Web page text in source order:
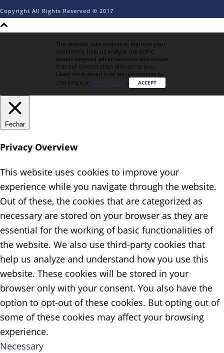
Copyright All Rights Reserved © 2017
This website uses cookies to improve your
experience, help us analyze site traffic,
enable targeted advertisements and ensure
that our content stays relevant to you.
Learn more about how we use cookies by
checking our Privacy Policy. ACCEPT
Fechar
Privacy Overview
This website uses cookies to improve your
experience while you navigate through the website.
Out of these, the cookies that are categorized as
necessary are stored on your browser as they are
essential for the working of basic functionalities of
the website. We also use third-party cookies that
help us analyze and understand how you use this
website. These cookies will be stored in your
browser only with your consent. You also have the
option to opt-out of these cookies. But opting out of
some of these cookies may affect your browsing
experience.
Necessary